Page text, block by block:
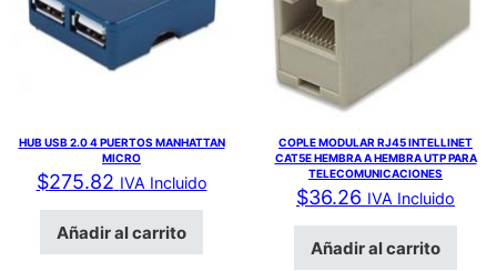
HUB USB 2.0 4 PUERTOS MANHATTAN
MICRO
$275.82 IVA Incluido
Añadir al carrito
COPLE MODULAR RJ45 INTELLINET
CAT5E HEMBRA A HEMBRA UTP PARA
TELECOMUNICACIONES
$36.26 IVA Incluido
Añadir al carrito